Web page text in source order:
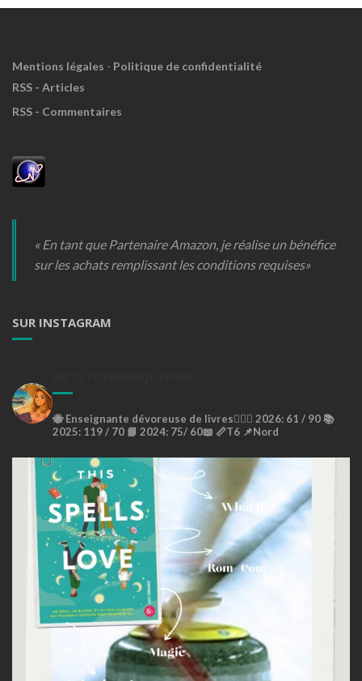
Mentions légales - Politique de confidentialité
RSS - Articles
RSS - Commentaires
« En tant que Partenaire Amazon, je réalise un bénéfice
sur les achats remplissant les conditions requises»
SUR INSTAGRAM
🐝Enseignante dévoreuse de livres🙇🏼‍♀️ 2026: 61 / 90 📚
2025: 119 / 70 📘 2024: 75/ 60📖 📏T6 📌Nord